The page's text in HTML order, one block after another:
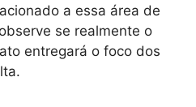
a essa área de
se realmente o
entregará o foco dos